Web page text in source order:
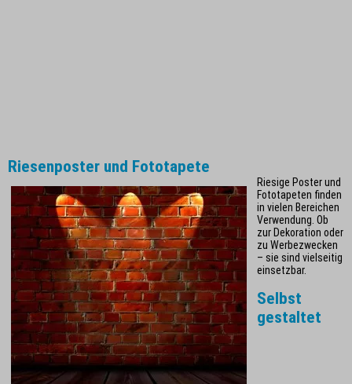
Riesenposter und Fototapete
Riesige Poster und
Fototapeten finden
in vielen Bereichen
Verwendung. Ob
zur Dekoration oder
zu Werbezwecken
– sie sind vielseitig
einsetzbar.
Selbst
gestaltet